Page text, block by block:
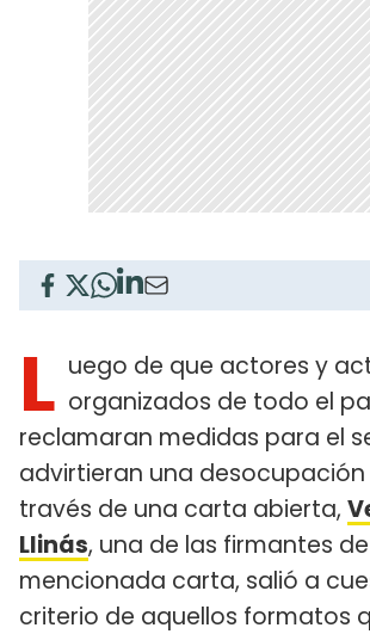
L uego de que actores y
organizados de todo el
reclamaran medidas para el
advirtieran una desocupación
través de una carta abierta,
Llinás, una de las firmantes
mencionada carta, salió a
criterio de aquellos formatos